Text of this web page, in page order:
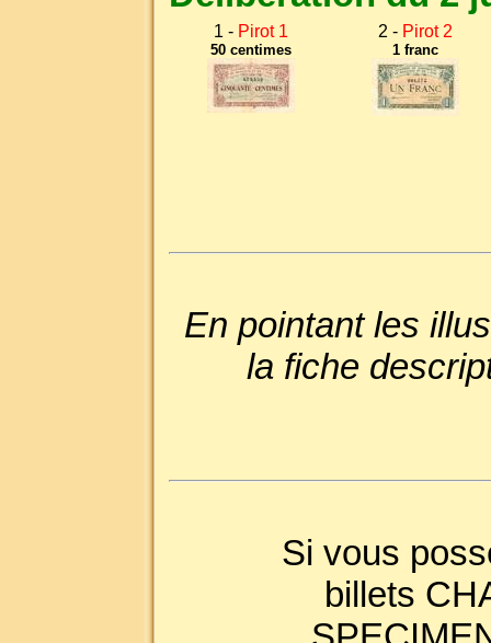
1 - Pirot 1
50 centimes
2 - Pirot 2
1 franc
En pointant les
la fiche
Si vous
billets